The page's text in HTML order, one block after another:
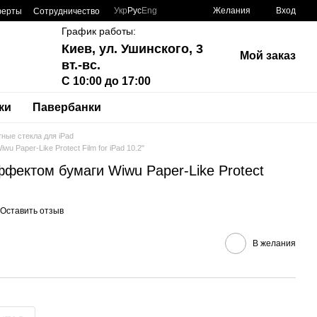
Сотрудничество Укр РусEng Желания Вход
График работы:
Киев, ул. Ушинского, 3
вт.-вс.
С 10:00 до 17:00
Мой заказ
Павербанки
стекла для iPad
Paper-Like Protect Film for iPad 10.2"
бумаги Wiwu Paper-Like Protect
Оставить отзыв
В желания